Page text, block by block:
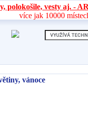
polokošile, vesty aj. -
více jak 10000
vánoce